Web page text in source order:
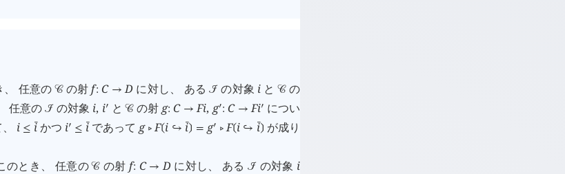
、 任意の󰒚の射f: C → D に対し、 ある󰒠 の対象 i と󰒚の
任意の 󰒠 の対象 i, i󰎘 と󰒚の射 g: C → Fi, g󰎘: C → Fi󰎘 につい
i ≤ 󰔄
iかつ i󰎘 ≤ 󰔄
iであって g 󰖡 F❲i ↪ 󰔄
i❳ = g󰎘 󰖡 F❲i ↪ 󰔄
i❳ が成り
のとき、 任意の󰒚 の射 f: C → D に対し、 ある󰒠 の対象 i